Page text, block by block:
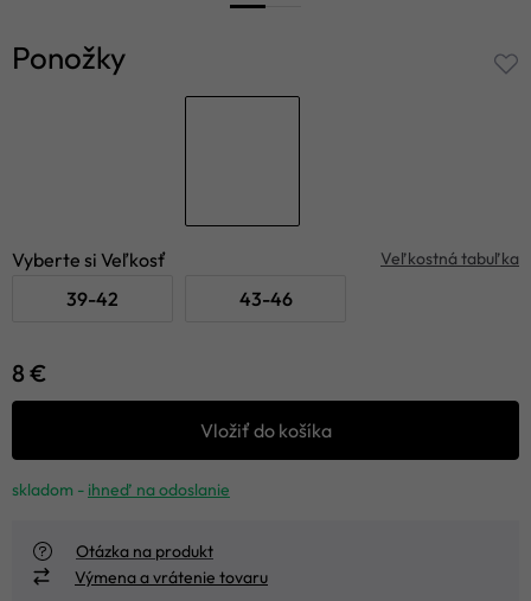
Ponožky
Vyberte si Veľkosť Veľkostná tabuľka
39-42 43-46
8 €
Vložiť do košíka
skladom - ihneď na odoslanie
Otázka na produkt
Výmena a vrátenie tovaru